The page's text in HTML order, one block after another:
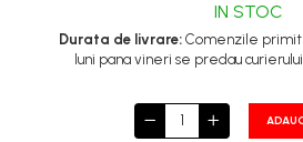
ACCESORII | ECHIPAMENTE |
IN STOC
Durata de livrare:Comenzile
luni pana vineri se predau